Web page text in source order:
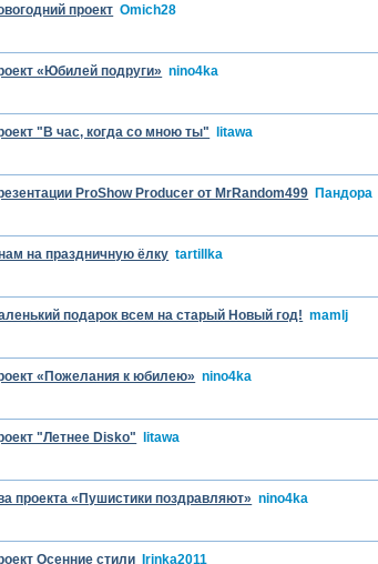
проект Omich28
«Юбилей подруги» nino4ka
"В час, когда со мною ты" litawa
ProShow Producer от MrRandom499 Пандора
на праздничную ёлку tartillka
подарок всем на старый Новый год! mamlj
«Пожелания к юбилею» nino4ka
"Летнее Disko" litawa
проекта «Пушистики поздравляют» nino4ka
Осенние стили Irinka2011